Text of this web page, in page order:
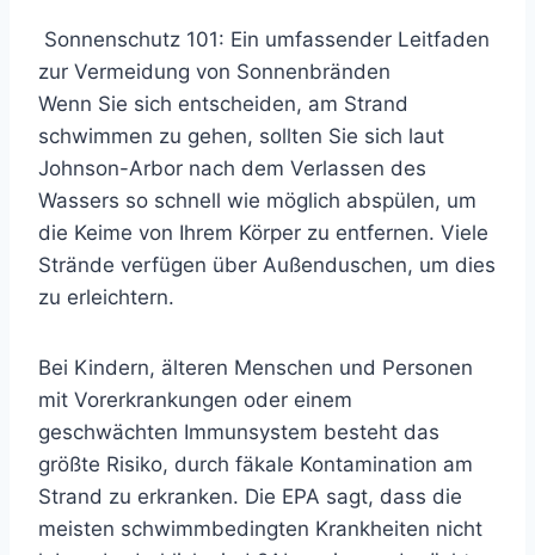
Sonnenschutz 101: Ein umfassender Leitfaden
zur Vermeidung von Sonnenbränden
Wenn Sie sich entscheiden, am Strand
schwimmen zu gehen, sollten Sie sich laut
Johnson-Arbor nach dem Verlassen des
Wassers so schnell wie möglich abspülen, um
die Keime von Ihrem Körper zu entfernen. Viele
Strände verfügen über Außenduschen, um dies
zu erleichtern.
Bei Kindern, älteren Menschen und Personen
mit Vorerkrankungen oder einem
geschwächten Immunsystem besteht das
größte Risiko, durch fäkale Kontamination am
Strand zu erkranken. Die EPA sagt, dass die
meisten schwimmbedingten Krankheiten nicht